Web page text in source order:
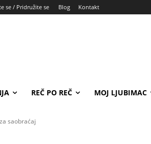
se / Pridružite se Blog Kontakt
REČ PO REČ MOJ LJUBIMAC
saobraćaj